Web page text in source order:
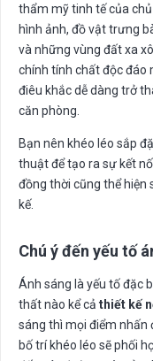
thẩm mỹ tinh tế của
hình ảnh, đồ vật trưng
và những vùng đất xa
chính tính chất độc đáo
điêu khắc dễ dàng trở
căn phòng.
Bạn nên khéo léo sắp
thuật để tạo ra sự kết
đồng thời cũng thể hiện
kế.
Chú ý đến yếu tố
Ánh sáng là yếu tố đặc
thất nào kể cả thiết kế
sáng thì mọi điểm nhấn
bố trí khéo léo sẽ phối